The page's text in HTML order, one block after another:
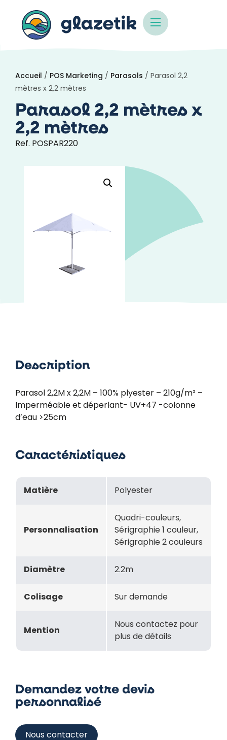
Accueil / POS Marketing / Parasols / Parasol 2,2
mètres x 2,2 mètres
Parasol 2,2 mètres x
2,2 mètres
Ref. POSPAR220
Description
Parasol 2,2M x 2,2M – 100% plyester – 210g/m² –
Imperméable et déperlant- UV+47 -colonne
d’eau >25cm
Caractéristiques
Matière Polyester
Personnalisation
Quadri-couleurs,
Sérigraphie 1 couleur,
Sérigraphie 2 couleurs
Diamètre 2.2m
Colisage Sur demande
Mention
Nous contactez pour
plus de détails
Demandez votre devis
personnalisé
Nous contacter